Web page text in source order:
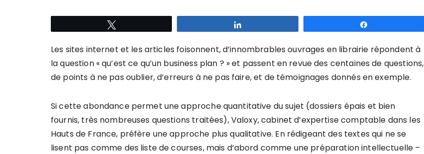
Les sites internet et les articles foisonnent, d’innombrables ouvrages en librairie répondent à
la question « qu’est ce qu’un business plan ? » et passent en revue des centaines de questions,
de points à ne pas oublier, d’erreurs à ne pas faire, et de témoignages donnés en exemple.
Si cette abondance permet une approche quantitative du sujet (dossiers épais et bien
fournis, très nombreuses questions traitées), Valoxy, cabinet d’expertise comptable dans les
Hauts de France, préfère une approche plus qualitative. En rédigeant des textes qui ne se
lisent pas comme des liste de courses, mais d’abord comme une préparation intellectuelle –